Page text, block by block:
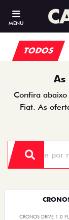
MENU
TODOS
As
Confira
Fiat. As
CRONOS DRIVE 1.0